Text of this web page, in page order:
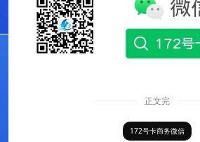
正文完
172号卡商务微信